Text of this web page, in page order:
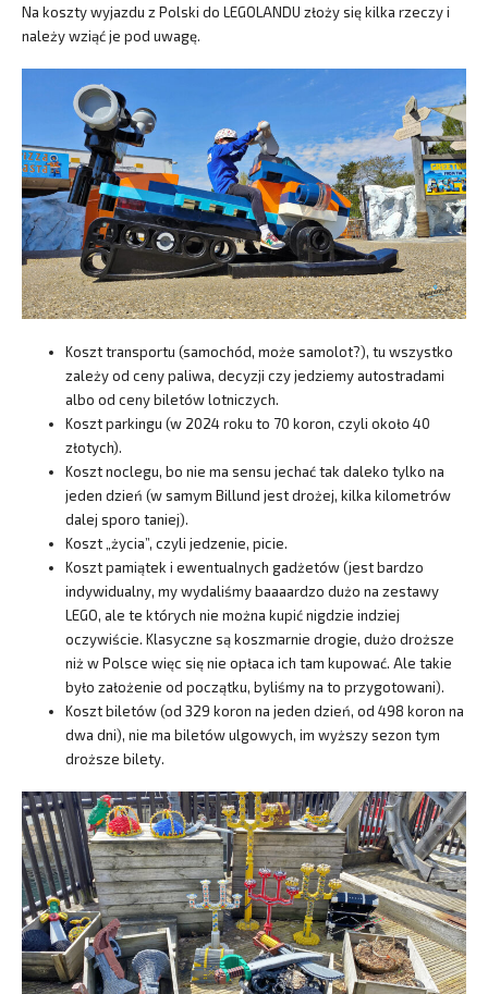
Na koszty wyjazdu z Polski do LEGOLANDU złoży się kilka rzeczy i
należy wziąć je pod uwagę.
Koszt transportu (samochód, może samolot?), tu wszystko
zależy od ceny paliwa, decyzji czy jedziemy autostradami
albo od ceny biletów lotniczych.
Koszt parkingu (w 2024 roku to 70 koron, czyli około 40
złotych).
Koszt noclegu, bo nie ma sensu jechać tak daleko tylko na
jeden dzień (w samym Billund jest drożej, kilka kilometrów
dalej sporo taniej).
Koszt „życia”, czyli jedzenie, picie.
Koszt pamiątek i ewentualnych gadżetów (jest bardzo
indywidualny, my wydaliśmy baaaardzo dużo na zestawy
LEGO, ale te których nie można kupić nigdzie indziej
oczywiście. Klasyczne są koszmarnie drogie, dużo droższe
niż w Polsce więc się nie opłaca ich tam kupować. Ale takie
było założenie od początku, byliśmy na to przygotowani).
Koszt biletów (od 329 koron na jeden dzień, od 498 koron na
dwa dni), nie ma biletów ulgowych, im wyższy sezon tym
droższe bilety.